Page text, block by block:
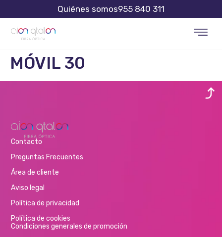
Quiénes somos955 840 311
MÓVIL 30
Contacto
Preguntas Frecuentes
Área de cliente
Aviso legal
Política de privacidad
Política de cookies
Condiciones generales de promoción